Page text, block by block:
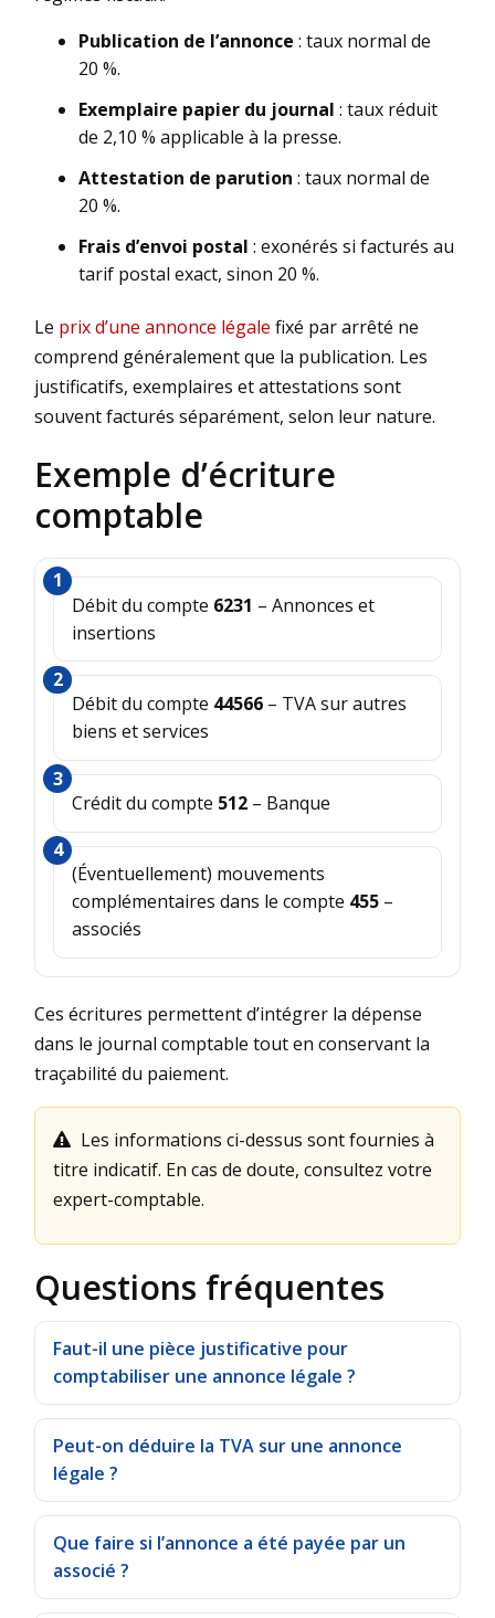
Publication de l’annonce : taux normal de
20 %.
Exemplaire papier du journal : taux réduit
de 2,10 % applicable à la presse.
Attestation de parution : taux normal de
20 %.
Frais d’envoi postal : exonérés si facturés au
tarif postal exact, sinon 20 %.
Le prix d’une annonce légale fixé par arrêté ne
comprend généralement que la publication. Les
justificatifs, exemplaires et attestations sont
souvent facturés séparément, selon leur nature.
Exemple d’écriture
comptable
Débit du compte 6231 – Annonces et
insertions
Débit du compte 44566 – TVA sur autres
biens et services
Crédit du compte 512 – Banque
(Éventuellement) mouvements
complémentaires dans le compte 455 –
associés
Ces écritures permettent d’intégrer la dépense
dans le journal comptable tout en conservant la
traçabilité du paiement.
Les informations ci-dessus sont fournies à
titre indicatif. En cas de doute, consultez votre
expert-comptable.
Questions fréquentes
Faut-il une pièce justificative pour
comptabiliser une annonce légale ?
Peut-on déduire la TVA sur une annonce
légale ?
Que faire si l’annonce a été payée par un
associé ?